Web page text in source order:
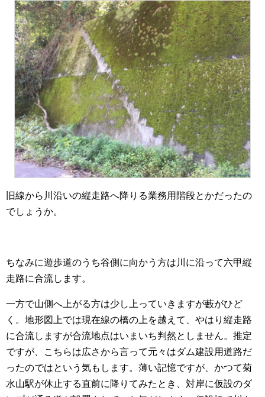
旧線から川沿いの縦走路へ降りる業務用階段とかだったの
でしょうか。
ちなみに遊歩道のうち谷側に向かう方は川に沿って六甲縦
走路に合流します。
一方で山側へ上がる方は少し上っていきますが藪がひど
く。地形図上では現在線の橋の上を越えて、やはり縦走路
に合流しますが合流地点はいまいち判然としません。推定
ですが、こちらは広さから言って元々はダム建設用道路だ
ったのではという気もします。薄い記憶ですが、かつて菊
水山駅が休止する直前に降りてみたとき、対岸に仮設のダ